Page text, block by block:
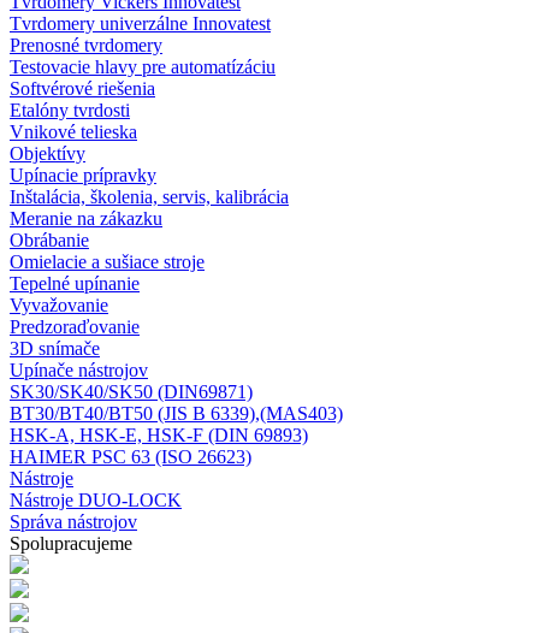
Tvrdomery univerzálne Innovatest
Prenosné tvrdomery
Testovacie hlavy pre automatízáciu
Softvérové riešenia
Etalóny tvrdosti
Vnikové telieska
Objektívy
Upínacie prípravky
Inštalácia, školenia, servis, kalibrácia
Meranie na zákazku
Obrábanie
Omielacie a sušiace stroje
Tepelné upínanie
Vyvažovanie
Predzoraďovanie
3D snímače
Upínače nástrojov
SK30/SK40/SK50 (DIN69871)
BT30/BT40/BT50 (JIS B 6339),(MAS403)
HSK-A, HSK-E, HSK-F (DIN 69893)
HAIMER PSC 63 (ISO 26623)
Nástroje
Nástroje DUO-LOCK
Správa nástrojov
Spolupracujeme